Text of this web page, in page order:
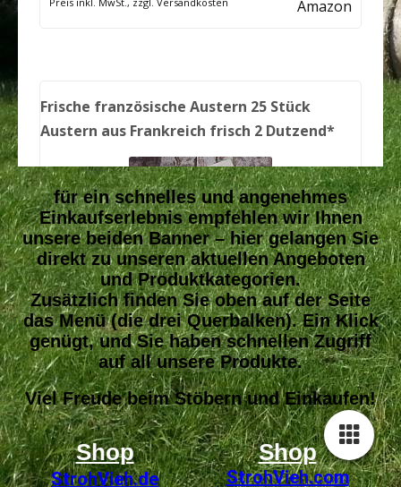
für ein schnelles und angenehmes
Einkaufserlebnis empfehlen wir Ihnen
unsere beiden Banner – hier gelangen Sie
direkt zu unseren aktuellen Angeboten
und Produktkategorien.
Zusätzlich finden Sie oben auf der Seite
das Menü (die drei Querbalken). Ein Klick
genügt, und Sie haben schnellen Zugriff
auf all unsere Produkte.
Viel Freude beim Stöbern und Einkaufen!
Shop
StrohVieh.de
Shop
StrohVieh.com